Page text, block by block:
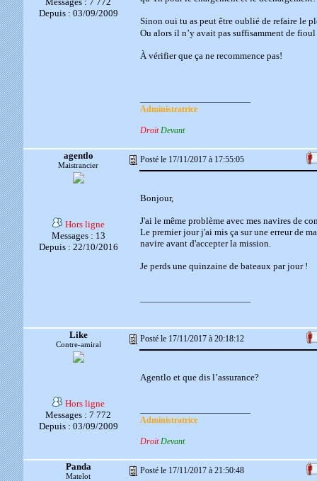
Depuis : 03/09/2009
Sinon oui tu as peut être oublié de refaire le
Ou alors il n’y avait pas suffisamment de
À vérifier que ça ne recommence pas!
Administratrice
Droit Devant
agentlo
Maistrancier
Posté le 17/11/2017 à 17:55:05
Hors ligne
Messages : 13
Depuis : 22/10/2016
Bonjour,
J'ai le même problème avec mes navires de
Le premier jour j'ai mis ça sur une erreur de
navire avant d'accepter la mission.
Je perds une quinzaine de bateaux par jour !
Like
Contre-amiral
Posté le 17/11/2017 à 20:18:12
Hors ligne
Messages : 7 772
Depuis : 03/09/2009
Agentlo et que dis l’assurance?
Administratrice
Droit Devant
Panda
Matelot
Posté le 17/11/2017 à 21:50:48